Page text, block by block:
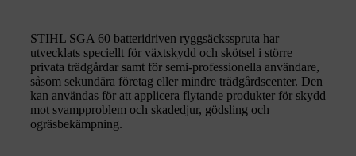
STIHL SGA 60 batteridriven ryggsäcksspruta har
utvecklats speciellt för växtskydd och skötsel i större
privata trädgårdar samt för semi-professionella användare,
såsom sekundära företag eller mindre trädgårdscenter. Den
kan användas för att applicera flytande produkter för skydd
mot svampproblem och skadedjur, gödsling och
ogräsbekämpning.